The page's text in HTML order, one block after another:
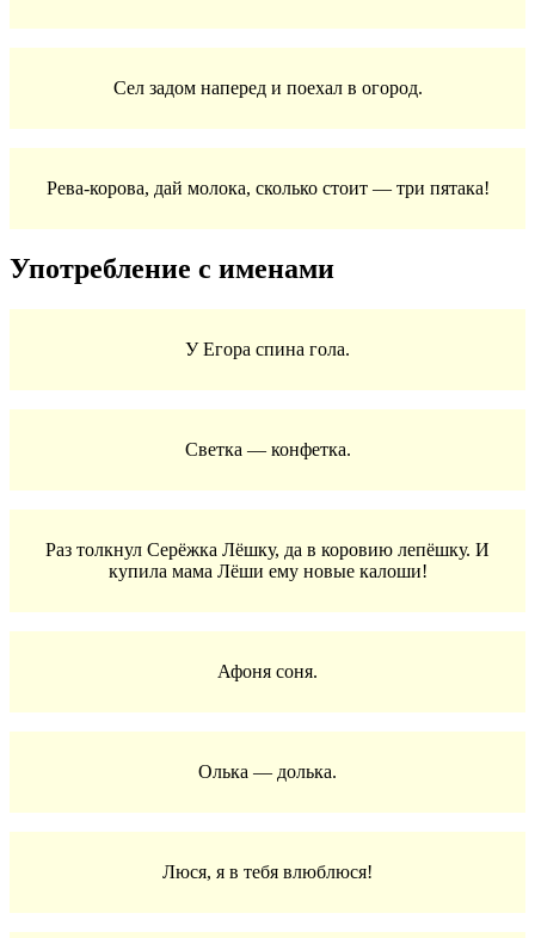
Сел задом наперед и поехал в огород.
Рева-корова, дай молока, сколько стоит — три пятака!
Употребление с именами
У Егора спина гола.
Светка — конфетка.
Раз толкнул Серёжка Лёшку, да в коровию лепёшку. И
купила мама Лёши ему новые калоши!
Афоня соня.
Олька — долька.
Люся, я в тебя влюблюся!